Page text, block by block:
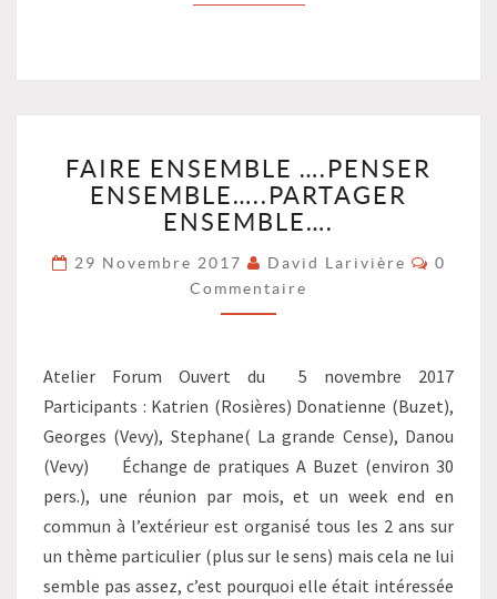
ENSEMBLE
….PENSER
ENSEMBLE…..PARTAGER
?
>
FAIRE ENSEMBLE ….PENSER
ENSEMBLE…..PARTAGER
ENSEMBLE….
29 Novembre 2017 David Larivière
0
Commentaire
Atelier Forum Ouvert du 5 novembre 2017
Participants : Katrien (Rosières) Donatienne (Buzet),
Georges (Vevy), Stephane( La grande Cense), Danou
(Vevy) Échange de pratiques A Buzet (environ 30
pers.), une réunion par mois, et un week end en
commun à l’extérieur est organisé tous les 2 ans sur
un thème particulier (plus sur le sens) mais cela ne lui
semble pas assez, c’est pourquoi elle était intéressée